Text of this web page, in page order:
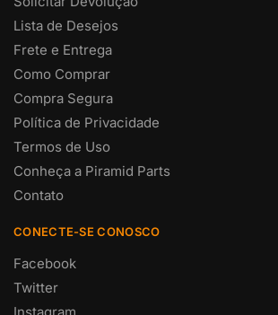
Lista de Desejos
Frete e Entrega
Como Comprar
Compra Segura
Política de Privacidade
Termos de Uso
Conheça a Piramid Parts
Contato
CONECTE-SE CONOSCO
Facebook
Twitter